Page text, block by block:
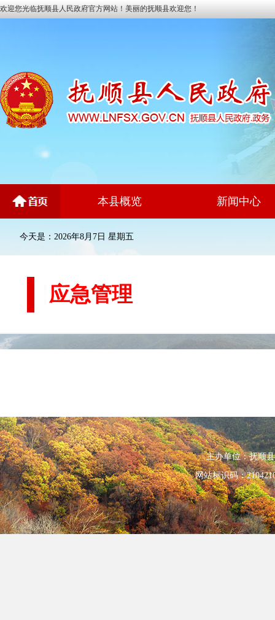
欢迎您光临抚顺县人民政府官方网站！美丽的抚顺县欢迎您！
本县概览 新闻中心
今天是：2026年8月7日 星期五
应急管理
主办单位：抚顺
网站标识码：